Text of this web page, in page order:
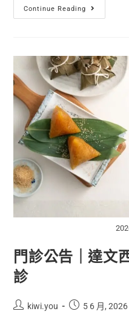
Continue Reading
門診公告｜達文
診
kiwi.you 5 6 月, 2026